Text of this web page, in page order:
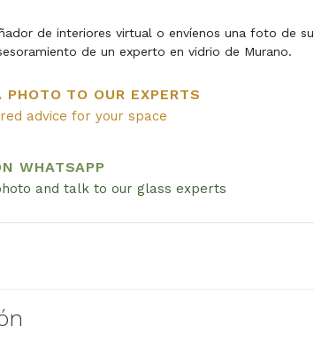
de interiores virtual o envíenos una foto de su
de un experto en vidrio de Murano.
PHOTO TO OUR EXPERTS
advice for your space
WHATSAPP
and talk to our glass experts